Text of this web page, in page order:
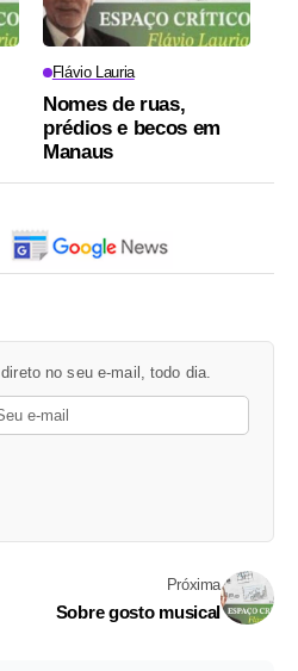
Flávio Lauria
Nomes de ruas,
prédios e becos em
Manaus
direto no seu e-mail, todo dia.
Próxima
Sobre gosto musical